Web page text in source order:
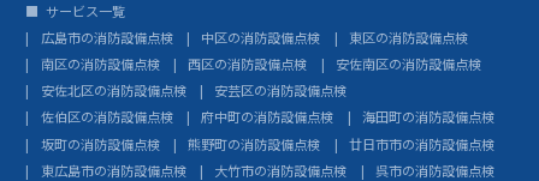
サービス一覧
広島市の消防設備点検
中区の消防設備点検
東区の消防設備点検
南区の消防設備点検
西区の消防設備点検
安佐南区の消防設備点検
安佐北区の消防設備点検
安芸区の消防設備点検
佐伯区の消防設備点検
府中町の消防設備点検
海田町の消防設備点検
坂町の消防設備点検
熊野町の消防設備点検
廿日市市の消防設備点検
東広島市の消防設備点検
大竹市の消防設備点検
呉市の消防設備点検